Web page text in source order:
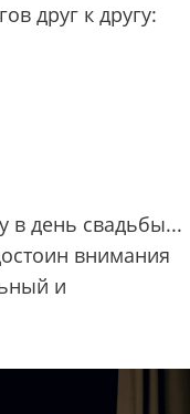
друг к другу:
в день свадьбы...
внимания
и